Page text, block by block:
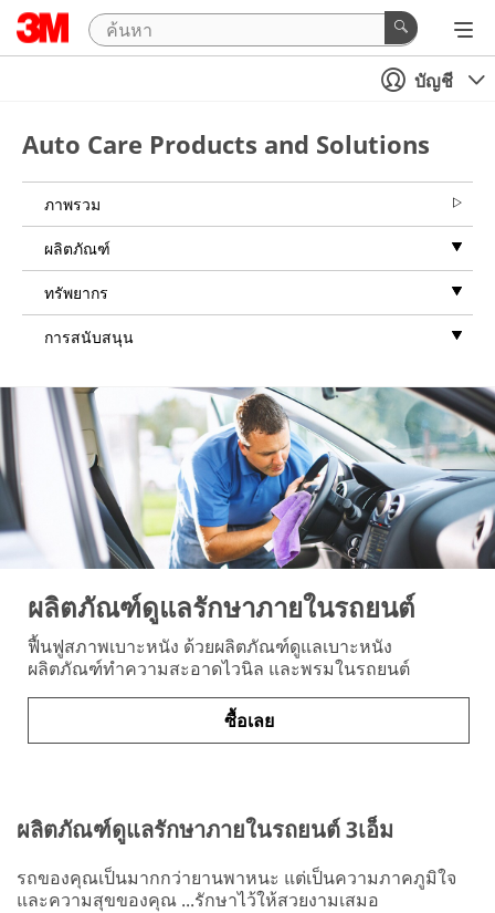
บัญชี
Auto Care Products and Solutions
ภาพรวม
ผลิตภัณฑ์
ทรัพยากร
การสนับสนุน
ผลิตภัณฑ์ดูแลรักษาภายในรถยนต์
ฟื้นฟูสภาพเบาะหนัง ด้วยผลิตภัณฑ์ดูแลเบาะหนัง
ผลิตภัณฑ์ทำความสะอาดไวนิล และพรมในรถยนต์
ซื้อเลย
ผลิตภัณฑ์ดูแลรักษาภายในรถยนต์ 3เอ็ม
รถของคุณเป็นมากกว่ายานพาหนะ แต่เป็นความภาคภูมิใจ
และความสุขของคุณ ...รักษาไว้ให้สวยงามเสมอ